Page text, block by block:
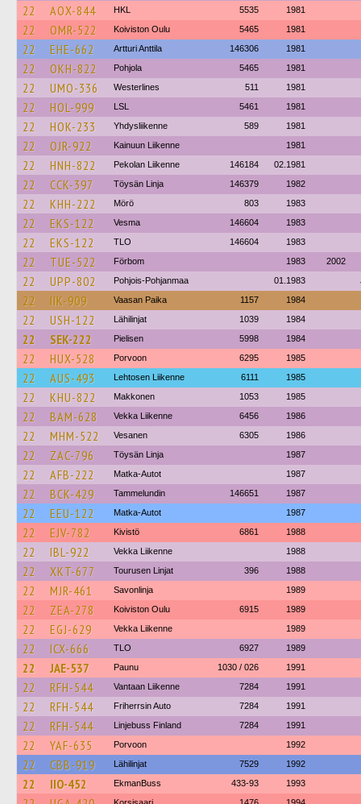
22 AOX-844 HKL 5535 1981
22 OMR-522 Koiviston Oulu 5465 1981
22 EHE-662 Artturi Anttila 146306 1981
22 OKH-822 Pohjola 5465 1981
22 UMO-336 Westerlines 511 1981
22 HOL-999 LSL 5461 1981
22 HOK-233 Yhdysliikenne 589 1981
22 OJR-922 Kainuun Liikenne 1981
22 HNH-822 Pekolan Liikenne 146184 02.1981
22 CCK-397 Töysän Linja 146379 1982
22 KHH-222 Mörö 803 1983
22 EKS-122 Vesma 146604 1983
22 EKS-122 TLO 146604 1983
22 TUE-522 Förbom 1983 2002
22 UPP-802 Pohjois-Pohjanmaa 01.1983
22 IIK-909 Vaasan Paika 1157 1984
22 USH-122 Lähilinjat 1039 1984
22 SEK-222 Pielisen 5998 1984
22 HUX-528 Porvoon 6295 1985
22 AUS-493 Lehtosen Liikenne 6111 1985
22 KHU-822 Makkonen 1053 1985
22 BAM-628 Vekka Liikenne 6456 1986
22 MHM-522 Vesanen 6305 1986
22 ZAC-796 Töysän Linja 1987
22 AFB-222 Matka-Autot 1987
22 BCK-429 Tammelundin 146651 1987
22 EEU-122 Matka-Autot 1987
22 EJV-782 Kivistö 6861 1988
22 IBL-922 Vekka Liikenne 1988
22 XKT-677 Tourusen Linjat 396 1988
22 MJR-461 Savonlinja 1989
22 ZEA-278 Koiviston Oulu 6915 1989
22 EGJ-629 Vekka Liikenne 1989
22 ICX-666 TLO 6927 1989
22 JAE-537 Paunu 1030 / 026 1991
22 RFH-544 Vantaan Liikenne 7284 1991
22 RFH-544 Friherrsin Auto 7284 1991
22 RFH-544 Linjebuss Finland 7284 1991
22 YAF-635 Porvoon 1992
22 CBB-919 Lähilinjat 7529 1992
22 IIO-452 EkmanBuss 433-93 1993